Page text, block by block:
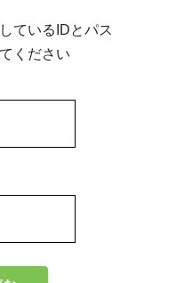
ているIDとパス
ください